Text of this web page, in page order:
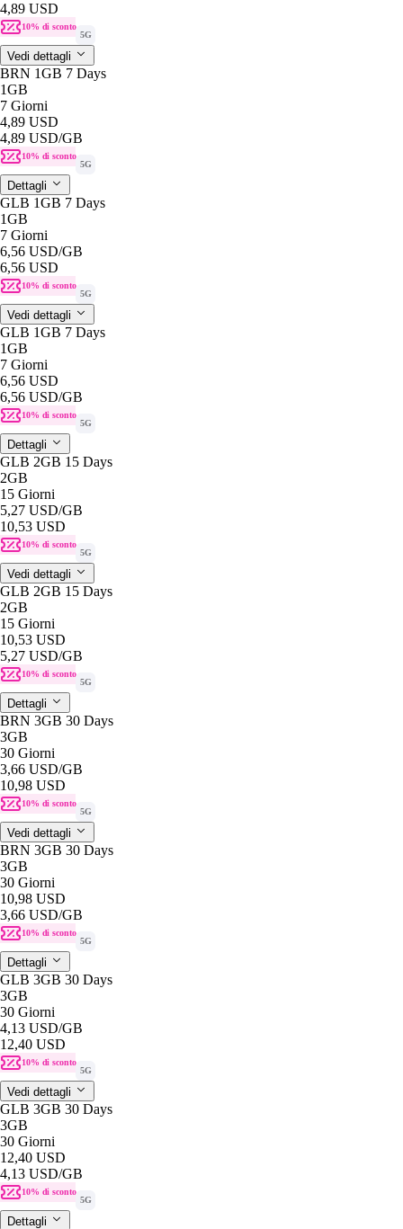
4,89 USD
10% di sconto
5G
Vedi dettagli
BRN 1GB 7 Days
1GB
7 Giorni
4,89 USD
4,89 USD/GB
10% di sconto
5G
Dettagli
GLB 1GB 7 Days
1GB
7 Giorni
6,56 USD/GB
6,56 USD
10% di sconto
5G
Vedi dettagli
GLB 1GB 7 Days
1GB
7 Giorni
6,56 USD
6,56 USD/GB
10% di sconto
5G
Dettagli
GLB 2GB 15 Days
2GB
15 Giorni
5,27 USD/GB
10,53 USD
10% di sconto
5G
Vedi dettagli
GLB 2GB 15 Days
2GB
15 Giorni
10,53 USD
5,27 USD/GB
10% di sconto
5G
Dettagli
BRN 3GB 30 Days
3GB
30 Giorni
3,66 USD/GB
10,98 USD
10% di sconto
5G
Vedi dettagli
BRN 3GB 30 Days
3GB
30 Giorni
10,98 USD
3,66 USD/GB
10% di sconto
5G
Dettagli
GLB 3GB 30 Days
3GB
30 Giorni
4,13 USD/GB
12,40 USD
10% di sconto
5G
Vedi dettagli
GLB 3GB 30 Days
3GB
30 Giorni
12,40 USD
4,13 USD/GB
10% di sconto
5G
Dettagli